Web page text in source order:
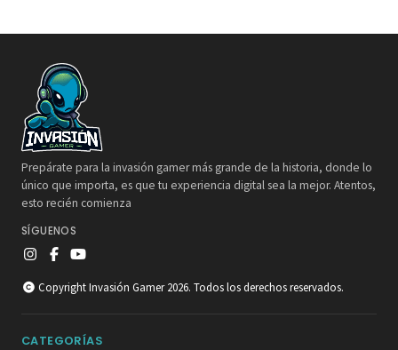
Prepárate para la invasión gamer más grande de la historia, donde lo
único que importa, es que tu experiencia digital sea la mejor. Atentos,
esto recién comienza
SÍGUENOS
Copyright Invasión Gamer 2026. Todos los derechos reservados.
CATEGORÍAS